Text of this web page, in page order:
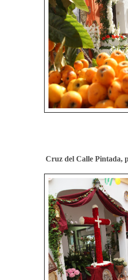
Cruz del Calle Pintada,